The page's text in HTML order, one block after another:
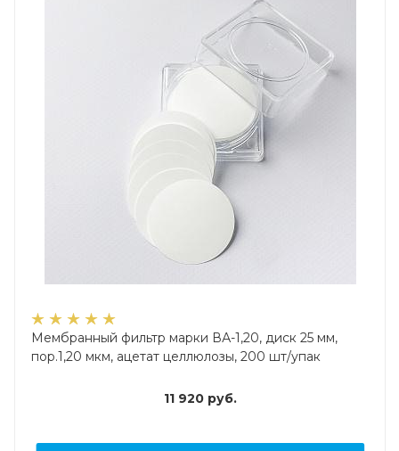
Мембранный фильтр марки ВА-1,20, диск 25 мм,
пор.1,20 мкм, ацетат целлюлозы, 200 шт/упак
11 920руб.